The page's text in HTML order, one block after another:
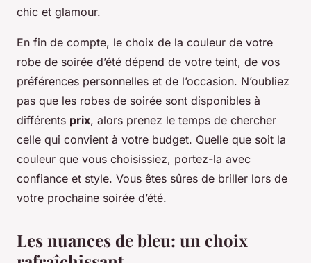
chic et glamour.
En fin de compte, le choix de la couleur de votre
robe de soirée d’été dépend de votre teint, de vos
préférences personnelles et de l’occasion. N’oubliez
pas que les robes de soirée sont disponibles à
différents prix, alors prenez le temps de chercher
celle qui convient à votre budget. Quelle que soit la
couleur que vous choisissiez, portez-la avec
confiance et style. Vous êtes sûres de briller lors de
votre prochaine soirée d’été.
Les nuances de bleu: un choix